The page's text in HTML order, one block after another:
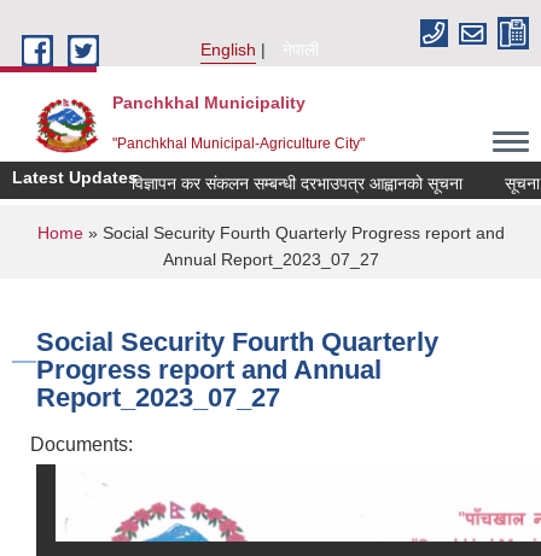
English
नेपाली
Panchkhal Municipality
"Panchkhal Municipal-Agriculture City"
Latest Updatesविज्ञापन कर संकलन सम्बन्धी दरभाउपत्र आह्वानको सूचना सूचना
You are here
Home» Social Security Fourth Quarterly Progress report and
Annual Report_2023_07_27
Social Security Fourth Quarterly
Progress report and Annual
Report_2023_07_27
Documents: